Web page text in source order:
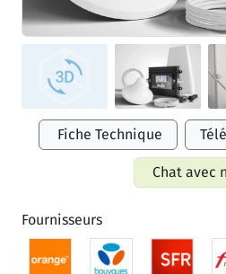
Fiche Technique
Chat avec
Fournisseurs